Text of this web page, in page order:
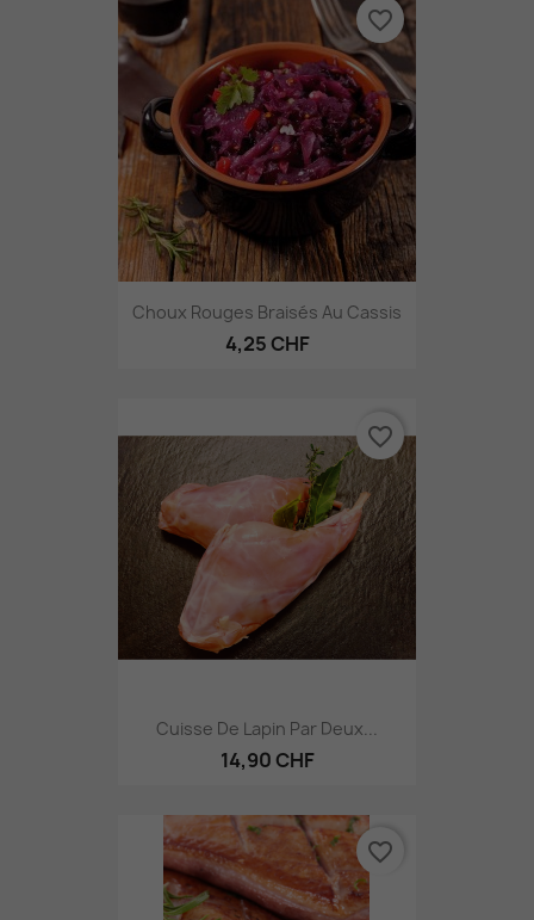
Choux Rouges Braisés Au Cassis
4,25 CHF
favorite_border
Cuisse De Lapin Par Deux...
14,90 CHF
favorite_border
favorite_border